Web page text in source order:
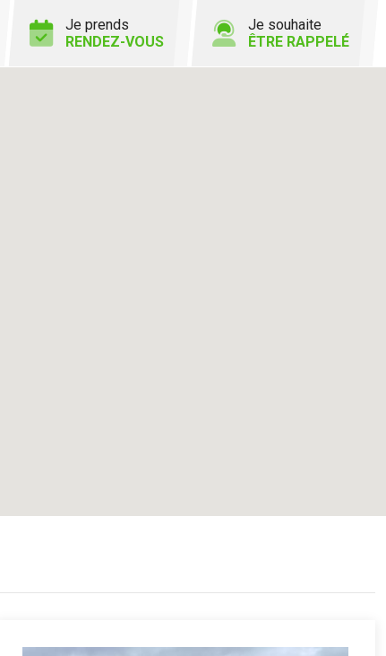
Je prends
RENDEZ-VOUS
Je souhaite
ÊTRE RAPPELÉ